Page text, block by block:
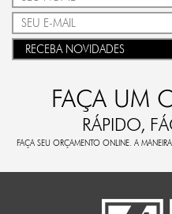
RECEBA NOVIDADES
FAÇA UM
RÁPIDO,
FAÇA SEU ORÇAMENTO ONLINE. A